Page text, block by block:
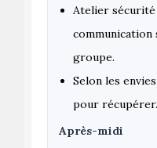
Atelier sécurité
communication
groupe.
Selon les envies
pour récupérer.
Après-midi